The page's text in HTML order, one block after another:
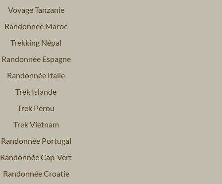
Voyage Tanzanie
Randonnée Maroc
Trekking Népal
Randonnée Espagne
Randonnée Italie
Trek Islande
Trek Pérou
Trek Vietnam
Randonnée Portugal
Randonnée Cap-Vert
Randonnée Croatie